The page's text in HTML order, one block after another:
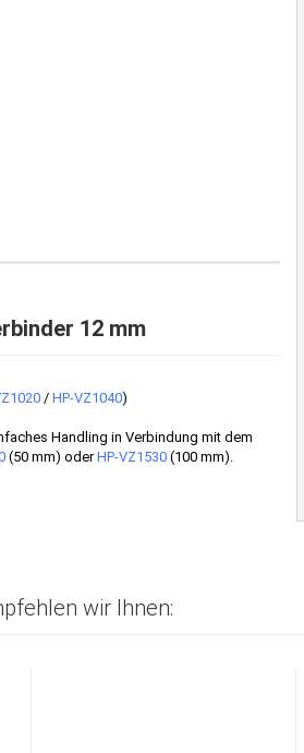
12 mm
/ HP-VZ1040)
Handling in Verbindung mit dem
(50 mm) oderHP-VZ1530(100 mm).
wir Ihnen: